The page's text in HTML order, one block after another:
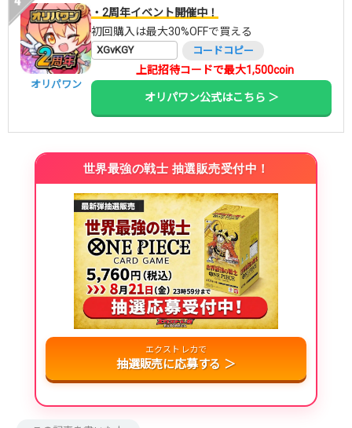
オリパワン
・2周年イベント開催中！
初回購入は最大30%OFFで買える
XGvKGY コードコピー
上記招待コードで最大1,500coin
オリパワン公式はこちら ＞
世界最強の戦士 抽選販売受付中！
エクストレカで
抽選販売に応募する ＞